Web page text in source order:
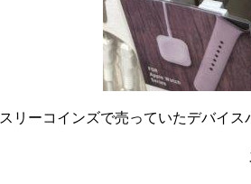
スリーコインズで売っていたデバイス